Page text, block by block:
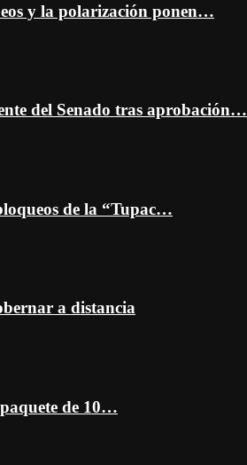
y la polarización ponen…
del Senado tras aprobación…
de la “Tupac…
a distancia
de 10…